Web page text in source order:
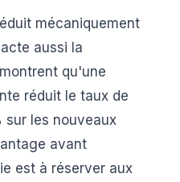
mécaniquement
aussi la
qu'une
réduit le taux de
sur les nouveaux
avant
est à réserver aux